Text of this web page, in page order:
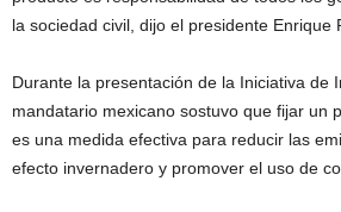
la sociedad civil, dijo el presidente Enrique
Durante la presentación de la Iniciativa de
mandatario mexicano sostuvo que fijar un
es una medida efectiva para reducir las
efecto invernadero y promover el uso de